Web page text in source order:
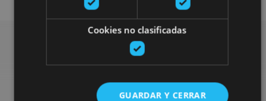
Find more plans
Cookies no clasificadas
GUARDAR Y CERRAR